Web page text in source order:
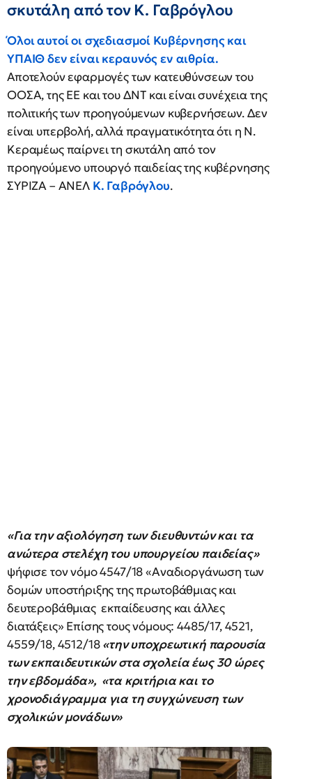
σκυτάλη από τον Κ. Γαβρόγλου
Όλοι αυτοί οι σχεδιασμοί Κυβέρνησης και
ΥΠΑΙΘ δεν είναι κεραυνός εν αιθρία.
Αποτελούν εφαρμογές των κατευθύνσεων του
ΟΟΣΑ, της ΕΕ και του ΔΝΤ και είναι συνέχεια της
πολιτικής των προηγούμενων κυβερνήσεων. Δεν
είναι υπερβολή, αλλά πραγματικότητα ότι η Ν.
Κεραμέως παίρνει τη σκυτάλη από τον
προηγούμενο υπουργό παιδείας της κυβέρνησης
ΣΥΡΙΖΑ – ΑΝΕΛ Κ. Γαβρόγλου.
«Για την αξιολόγηση των διευθυντών και τα
ανώτερα στελέχη του υπουργείου παιδείας»
ψήφισε τον νόμο 4547/18 «Αναδιοργάνωση των
δομών υποστήριξης της πρωτοβάθμιας και
δευτεροβάθμιας εκπαίδευσης και άλλες
διατάξεις» Επίσης τους νόμους: 4485/17, 4521,
4559/18, 4512/18«την υποχρεωτική παρουσία
των εκπαιδευτικών στα σχολεία έως 30 ώρες
την εβδομάδα», «τα κριτήρια και το
χρονοδιάγραμμα για τη συγχώνευση των
σχολικών μονάδων»